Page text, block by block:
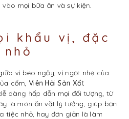
mọi bữa ăn và sự kiện.
khẩu vị, đặc
vị béo ngậy, vị ngọt nhẹ của
cốm, Viên Hải Sản Xốt
dàng hấp dẫn mọi đối tượng, từ
là món ăn vặt lý tưởng, giúp bạn
tiệc nhỏ, hay đơn giản là làm